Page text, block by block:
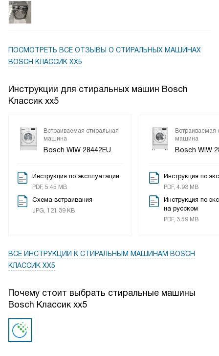
ПОСМОТРЕТЬ ВСЕ ОТЗЫВЫ О СТИРАЛЬНЫХ МАШИНАХ
BOSCH КЛАССИК XX5
Инструкции для стиральных машин Bosch
Классик xx5
Встраиваемая стиральная
машина
Bosch WIW 28442EU
Инструкция по эксплуатации
PDF, 5.45 MB
Схема встраивания
JPG, 121.39 KB
Встраиваемая
машина
Bosch WIW
Инструкция по
PDF, 4.93 MB
Инструкция по
на русском
PDF, 3.59 MB
ВСЕ ИНСТРУКЦИИ К СТИРАЛЬНЫМ МАШИНАМ BOSCH
КЛАССИК XX5
Почему стоит выбрать стиральные машины
Bosch Классик xx5